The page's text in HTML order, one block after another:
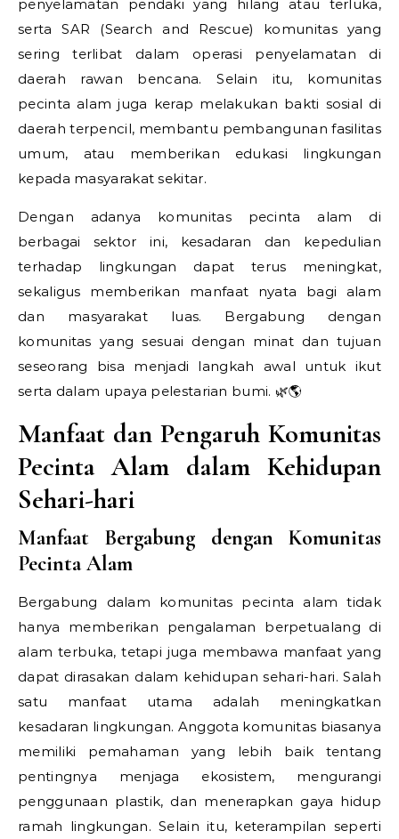
penyelamatan pendaki yang hilang atau terluka,
serta SAR (Search and Rescue) komunitas yang
sering terlibat dalam operasi penyelamatan di
daerah rawan bencana. Selain itu, komunitas
pecinta alam juga kerap melakukan bakti sosial di
daerah terpencil, membantu pembangunan fasilitas
umum, atau memberikan edukasi lingkungan
kepada masyarakat sekitar.
Dengan adanya komunitas pecinta alam di
berbagai sektor ini, kesadaran dan kepedulian
terhadap lingkungan dapat terus meningkat,
sekaligus memberikan manfaat nyata bagi alam
dan masyarakat luas. Bergabung dengan
komunitas yang sesuai dengan minat dan tujuan
seseorang bisa menjadi langkah awal untuk ikut
serta dalam upaya pelestarian bumi. 🌿🌎
Manfaat dan Pengaruh Komunitas
Pecinta Alam dalam Kehidupan
Sehari-hari
Manfaat Bergabung dengan Komunitas
Pecinta Alam
Bergabung dalam komunitas pecinta alam tidak
hanya memberikan pengalaman berpetualang di
alam terbuka, tetapi juga membawa manfaat yang
dapat dirasakan dalam kehidupan sehari-hari. Salah
satu manfaat utama adalah meningkatkan
kesadaran lingkungan. Anggota komunitas biasanya
memiliki pemahaman yang lebih baik tentang
pentingnya menjaga ekosistem, mengurangi
penggunaan plastik, dan menerapkan gaya hidup
ramah lingkungan. Selain itu, keterampilan seperti